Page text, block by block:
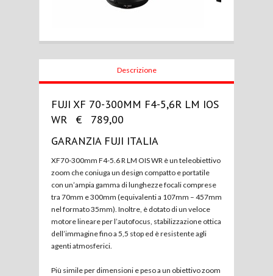
Descrizione
FUJI XF 70-300MM F4-5,6R LM IOS
WR € 789,00
GARANZIA FUJI ITALIA
XF70-300mm F4-5.6 R LM OIS WR è un teleobiettivo
zoom che coniuga un design compatto e portatile
con un’ampia gamma di lunghezze focali comprese
tra 70mm e 300mm (equivalenti a 107mm – 457mm
nel formato 35mm). Inoltre, è dotato di un veloce
motore lineare per l’autofocus, stabilizzazione ottica
dell’immagine fino a 5,5 stop ed è resistente agli
agenti atmosferici.
Più simile per dimensioni e peso a un obiettivo zoom